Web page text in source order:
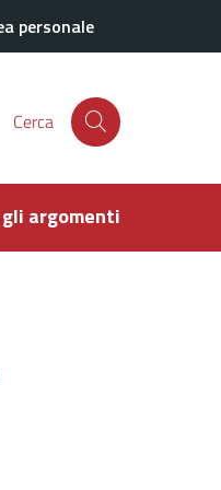
personale
Cerca
argomenti